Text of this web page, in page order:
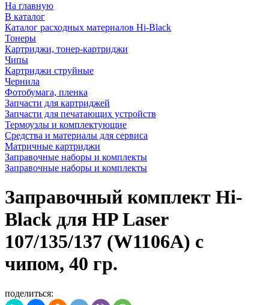
На главную
В каталог
Каталог расходных материалов Hi-Black
Тонеры
Картриджи, тонер-картриджи
Чипы
Картриджи струйные
Чернила
Фотобумага, пленка
Запчасти для картриджей
Запчасти для печатающих устройств
Термоузлы и комплектующие
Средства и материалы для сервиса
Матричные картриджи
Заправочные наборы и комплекты
Заправочные наборы и комплекты
Заправочный комплект Hi-
Black для HP Laser
107/135/137 (W1106A) с
чипом, 40 гр.
поделиться: